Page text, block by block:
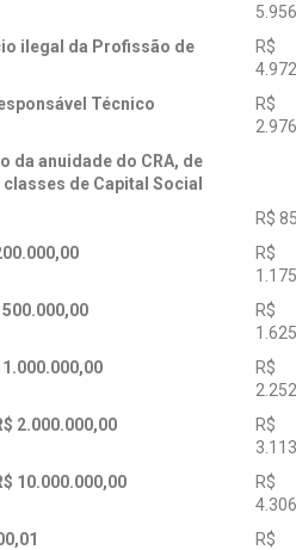
ilegal da Profissão de
R$
Técnico
R$
da anuidade do CRA, de
de Capital Social
R$
R$
500.000,00
R$
1.000.000,00
R$
2.000.000,00
R$
10.000.000,00
R$
R$